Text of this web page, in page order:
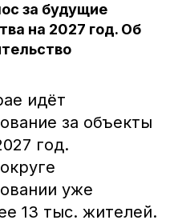
за будущие
на 2027 год. Об
идёт
за объекты
год.
уже
13 тыс. жителей.